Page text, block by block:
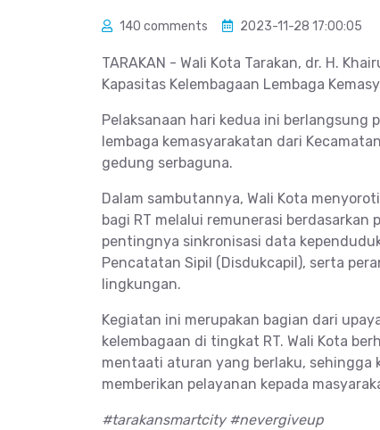
140 comments 2023-11-28 17:00:05
TARAKAN - Wali Kota Tarakan, dr. H.
Kapasitas Kelembagaan Lembaga
Pelaksanaan hari kedua ini berlangsung
lembaga kemasyarakatan dari
gedung serbaguna.
Dalam sambutannya, Wali Kota
bagi RT melalui remunerasi
pentingnya sinkronisasi data
Pencatatan Sipil (Disdukcapil), serta
lingkungan.
Kegiatan ini merupakan bagian dari
kelembagaan di tingkat RT. Wali Kota
mentaati aturan yang berlaku,
memberikan pelayanan kepada
#tarakansmartcity #nevergiveup